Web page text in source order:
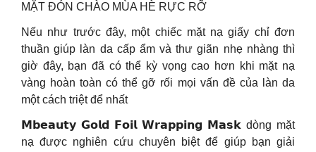
MẶT ĐÓN CHÀO MÙA HÈ RỰC RỠ
Nếu như trước đây, một chiếc mặt nạ giấy chỉ đơn
thuần giúp làn da cấp ẩm và thư giãn nhẹ nhàng thì
giờ đây, bạn đã có thể kỳ vọng cao hơn khi mặt nạ
vàng hoàn toàn có thể gỡ rối mọi vấn đề của làn da
một cách triệt để nhất
𝗠𝗯𝗲𝗮𝘂𝘁𝘆 𝗚𝗼𝗹𝗱 𝗙𝗼𝗶𝗹 𝗪𝗿𝗮𝗽𝗽𝗶𝗻𝗴 𝗠𝗮𝘀𝗸 dòng mặt
nạ được nghiên cứu chuyên biệt để giúp bạn giải